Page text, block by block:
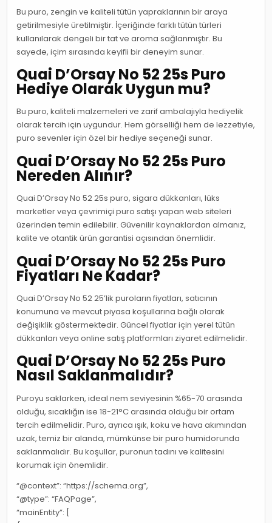
Bu puro, zengin ve kaliteli tütün yapraklarının bir araya
getirilmesiyle üretilmiştir. İçeriğinde farklı tütün türleri
kullanılarak dengeli bir tat ve aroma sağlanmıştır. Bu
sayede, içim sırasında keyifli bir deneyim sunar.
Quai D’Orsay No 52 25s Puro
Hediye Olarak Uygun mu?
Bu puro, kaliteli malzemeleri ve zarif ambalajıyla hediyelik
olarak tercih için uygundur. Hem görselliği hem de lezzetiyle,
puro sevenler için özel bir hediye seçeneği sunar.
Quai D’Orsay No 52 25s Puro
Nereden Alınır?
Quai D’Orsay No 52 25s puro, sigara dükkanları, lüks
marketler veya çevrimiçi puro satışı yapan web siteleri
üzerinden temin edilebilir. Güvenilir kaynaklardan almanız,
kalite ve otantik ürün garantisi açısından önemlidir.
Quai D’Orsay No 52 25s Puro
Fiyatları Ne Kadar?
Quai D’Orsay No 52 25’lik puroların fiyatları, satıcının
konumuna ve mevcut piyasa koşullarına bağlı olarak
değişiklik göstermektedir. Güncel fiyatlar için yerel tütün
dükkanları veya online satış platformları ziyaret edilmelidir.
Quai D’Orsay No 52 25s Puro
Nasıl Saklanmalıdır?
Puroyu saklarken, ideal nem seviyesinin %65-70 arasında
olduğu, sıcaklığın ise 18-21°C arasında olduğu bir ortam
tercih edilmelidir. Puro, ayrıca ışık, koku ve hava akımından
uzak, temiz bir alanda, mümkünse bir puro humidorunda
saklanmalıdır. Bu koşullar, puronun tadını ve kalitesini
korumak için önemlidir.
“@context”: “https://schema.org”,
“@type”: “FAQPage”,
“mainEntity”: [